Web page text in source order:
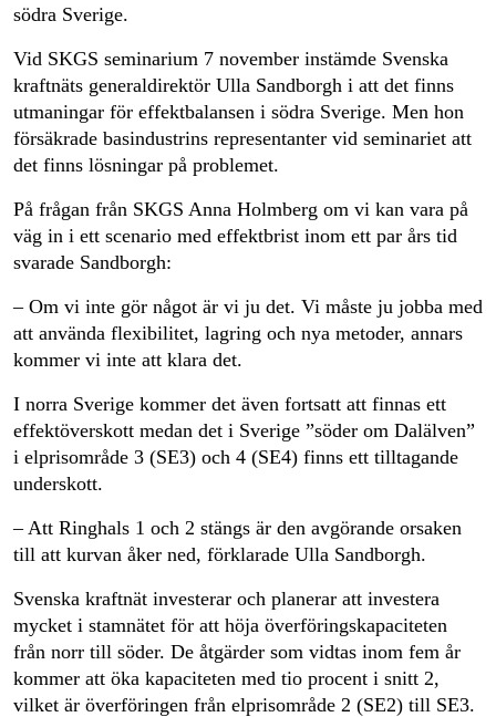
södra Sverige.
Vid SKGS seminarium 7 november instämde Svenska
kraftnäts generaldirektör Ulla Sandborgh i att det finns
utmaningar för effektbalansen i södra Sverige. Men hon
försäkrade basindustrins representanter vid seminariet att
det finns lösningar på problemet.
På frågan från SKGS Anna Holmberg om vi kan vara på
väg in i ett scenario med effektbrist inom ett par års tid
svarade Sandborgh:
– Om vi inte gör något är vi ju det. Vi måste ju jobba med
att använda flexibilitet, lagring och nya metoder, annars
kommer vi inte att klara det.
I norra Sverige kommer det även fortsatt att finnas ett
effektöverskott medan det i Sverige ”söder om Dalälven”
i elprisområde 3 (SE3) och 4 (SE4) finns ett tilltagande
underskott.
– Att Ringhals 1 och 2 stängs är den avgörande orsaken
till att kurvan åker ned, förklarade Ulla Sandborgh.
Svenska kraftnät investerar och planerar att investera
mycket i stamnätet för att höja överföringskapaciteten
från norr till söder. De åtgärder som vidtas inom fem år
kommer att öka kapaciteten med tio procent i snitt 2,
vilket är överföringen från elprisområde 2 (SE2) till SE3.